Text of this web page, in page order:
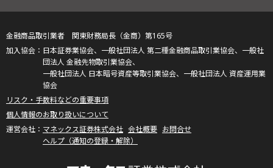
金融商品取引業者 関東財務局長（金商）第165号
日本証券業協会、一般社団法人 第二種金融商品取引業協会、一般社
団法人 金融先物取引業協会、
一般社団法人 日本暗号資産等取引業協会、一般社団法人 資産運用業
協会
リスク・手数料などの重要事項
個人情報のお取り扱いについて
マネックス証券株式会社 会社概要 お問合せ
ヘルプ（通知の登録・解除）